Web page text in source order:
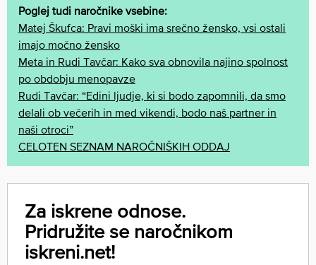
Poglej tudi naročnike vsebine:
Matej Škufca: Pravi moški ima srečno žensko, vsi ostali
imajo močno žensko
Meta in Rudi Tavčar: Kako sva obnovila najino spolnost
po obdobju menopavze
Rudi Tavčar: “Edini ljudje, ki si bodo zapomnili, da smo
delali ob večerih in med vikendi, bodo naš partner in
naši otroci”
CELOTEN SEZNAM NAROČNIŠKIH ODDAJ
Za iskrene odnose.
Pridružite se naročnikom
iskreni.net!